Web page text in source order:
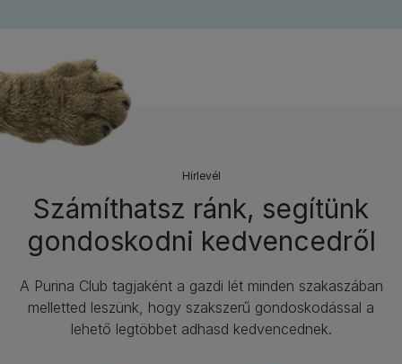
Hírlevél​
Számíthatsz ránk, segítünk
gondoskodni kedvencedről
A Purina Club tagjaként a gazdi lét minden szakaszában
melletted leszünk, hogy szakszerű gondoskodással a
lehető legtöbbet adhasd kedvencednek.​